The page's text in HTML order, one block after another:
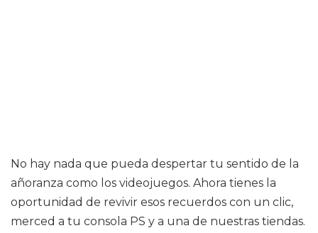
No hay nada que pueda despertar tu sentido de la
añoranza como los videojuegos. Ahora tienes la
oportunidad de revivir esos recuerdos con un clic,
merced a tu consola PS y a una de nuestras tiendas.